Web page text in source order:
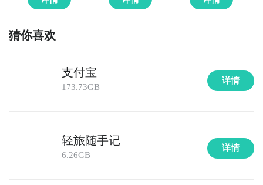
猜你喜欢
支付宝
173.73GB
详情
轻旅随手记
6.26GB
详情